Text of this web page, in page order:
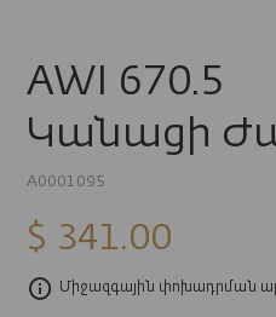
AWI 670.5
Կանացի
A0001095
$ 341.00
Միջազգային փոխադրման